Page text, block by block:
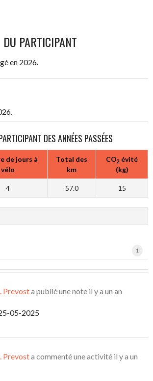
PARTICIPANT
en 2026.
DES ANNÉES PASSÉES
de jours à
vélo
Total des
km
CO2 évité
(kg)
4 57.0 15
1
Prevosta publié une note il y a un an
05-2025
Prevosta commenté une activité il y a un